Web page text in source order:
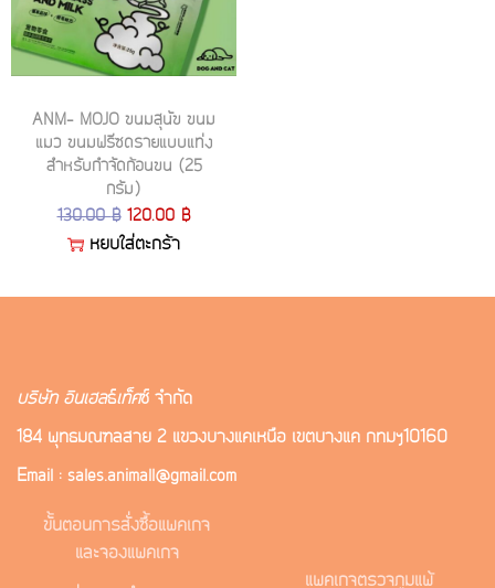
ANM- MOJO ขนมสุนัข ขนม
แมว ขนมฟรีซดรายแบบแท่ง
สำหรับกำจัดก้อนขน (25
กรัม)
130.00฿ 120.00 ฿
หยิบใส่ตะกร้า
บริษัท อินเฮลธ์เท็คซ์ จำกัด
184 พุทธมณฑลสาย 2 แขวงบางแคเหนือ เขตบางแค กทมฯ10160
Email : sales.animall@gmail.com
ขั้นตอนการสั่งซื้อแพคเกจ
และจองแพคเกจ
แพคเกจตรวจภูมิแพ้